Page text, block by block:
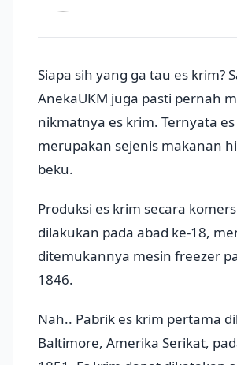
Siapa sih yang ga tau es krim?
AnekaUKM juga pasti pernah
nikmatnya es krim. Ternyata
merupakan sejenis makanan
beku.
Produksi es krim secara
dilakukan pada abad ke-18,
ditemukannya mesin freezer
1846.
Nah.. Pabrik es krim pertama
Baltimore, Amerika Serikat,